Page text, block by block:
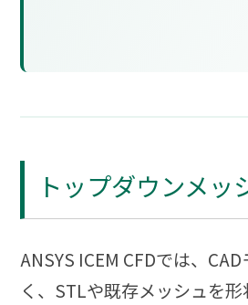
トップダウンメッ
ANSYS ICEM CFDでは、
く、STLや既存メッシュを